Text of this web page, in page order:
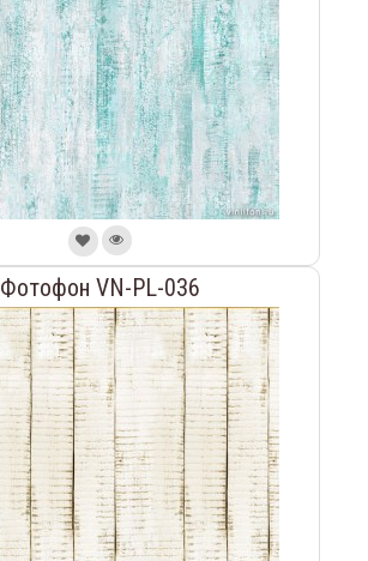
Фотофон VN-PL-036